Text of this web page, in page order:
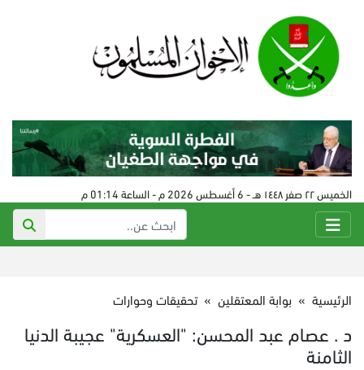
الخميس ٢٢ صفر ١٤٤٨ هـ - 6 أغسطس 2026 م - الساعة 01:14 م
الرئيسية » بوابة المعتقلين » تحقيقات وحوارات
د . عصام عبد المحسن: "العسكرية" عجيبة الدنيا
الثامنة